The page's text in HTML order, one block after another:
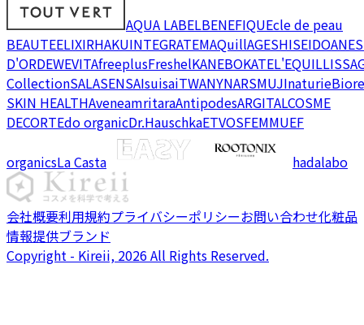
AQUA LABELBENEFIQUEcle de peau
BEAUTEELIXIRHAKUINTEGRATEMAQuillAGESHISEIDO
D'ORDEWEVITAfreeplusFreshelKANEBOKATEL'EQUIL
CollectionSALASENSAIsuisaiTWANYNARSMUJInaturieBiore
SKIN HEALTHAveneamritaraAntipodesARGITALCOSME
DECORTEdo organicDr.HauschkaETVOSFEMMUEF
organicsLa Casta hadalabo
会社概要利用規約プライバシーポリシーお問い合わせ化粧品
情報提供ブランド
Copyright - Kireii, 2026 All Rights Reserved.